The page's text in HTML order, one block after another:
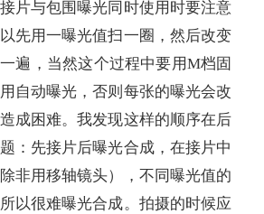
片与包围曝光同时使用时要注意
先用一曝光值扫一圈，然后改变
遍，当然这个过程中要用M档固
自动曝光，否则每张的曝光会改
成困难。我发现这样的顺序在后
：先接片后曝光合成，在接片中
非用移轴镜头），不同曝光值的
以很难曝光合成。拍摄的时候应